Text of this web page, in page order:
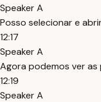
Speaker A
Posso selecionar e
12:17
Speaker A
Agora podemos ver as
12:19
Speaker A